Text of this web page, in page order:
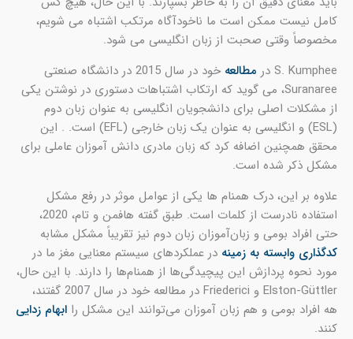
کامل نیست ممکن است ما ناخودآگاه مرتکب اشتباه می شویم،
مخصوصاً وقتی صحبت از زبان انگلیسی می شود.
S. Kumphee در
مطالعه
خود در سال 2015 در دانشگاه صنعتی
Suranaree، می گوید که ارتکاب اشتباهات دستوری در نوشتن یکی
از مشکلات اصلی برای دانشجویان انگلیسی به عنوان زبان دوم
(ESL) و انگلیسی به عنوان یک زبان خارجی (EFL) است. . این
محقق همچنین اضافه کرد که زبان مادری دانش آموزان عاملی برای
مشکل ذکر شده است.
علاوه بر این، درک همنام ها یکی از عوامل موثر در رفع مشکل
استفاده نادرست از کلمات است. طبق گفته هافمن و تام، 2020،
حتی افراد بومی و زبان‌آموزان زبان دوم نیز تقریباً مشکل مشابه
کدگذاری وابسته به زمینه در عملکردهای سیستم معنایی مغز ما در
مورد نحوه پردازش این پیچیدگی‌ها از همنام‌ها را دارند. با این حال،
Elston-Güttler و Friederici در مطالعه خود در سال 2007 گفتند،
هه افراد بومی و هم زبان آموزان می‌توانند این مشکل را ابهام زدایی
کنند.